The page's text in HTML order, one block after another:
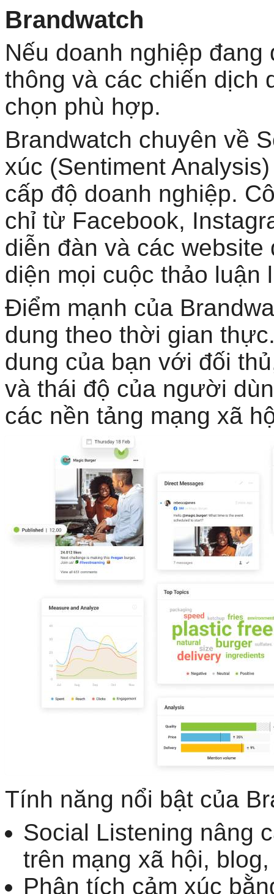
Brandwatch
Nếu doanh nghiệp
thông và các chiến dịch
chọn phù hợp.
Brandwatch chuyên về
xúc (Sentiment
cấp độ doanh nghiệp.
chỉ từ Facebook,
diễn đàn và các
diện mọi cuộc thảo
Điểm mạnh của
dung theo thời gian
dung của bạn với đối
và thái độ của người
các nền tảng mạng xã
Tính năng nổi bật của
Social Listening nâng
trên mạng xã hội,
Phân tích cảm xúc